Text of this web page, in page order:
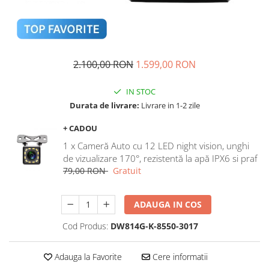
Navigatii Suzuki
Navigatii Volvo
Navigatii Renault
Navigatii Smart
Navigatii Chevrolet
Navigatii Honda
Navigatii Jeep
Navigatii Porsche
Navigatii Iveco
2.100,00 RON 1.599,00 RON
IN STOC
Durata de livrare: Livrare in 1-2 zile
+ CADOU
1 x Cameră Auto cu 12 LED night vision, unghi
de vizualizare 170°, rezistentă la apă IPX6 si praf
79,00 RON Gratuit
ADAUGA IN COS
Cod Produs: DW814G-K-8550-3017
Adauga la Favorite Cere informatii